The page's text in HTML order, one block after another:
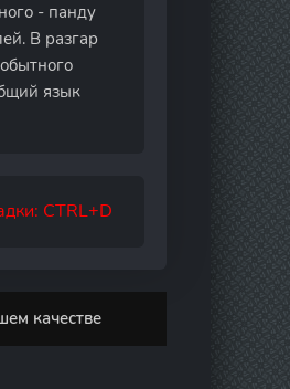
- панду
В разгар
язык
CTRL+D
качестве